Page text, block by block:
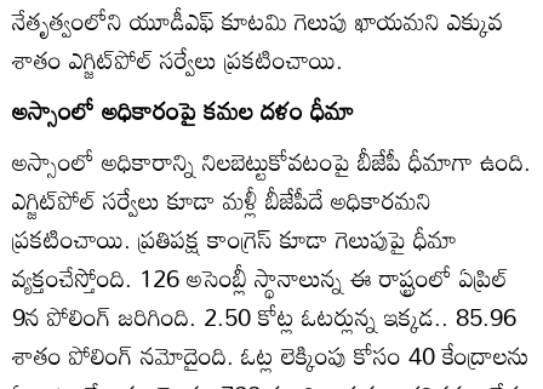
నేతృత్వంలోని యూడీఎఫ్‌ కూటమి గెలుపు ఖాయమని ఎక్కువ
శాతం ఎగ్జిట్‌పోల్‌ సర్వేలు ప్రకటించాయి.
అస్సాంలో అధికారంపై కమల దళం ధీమా
అస్సాంలో అధికారాన్ని నిలబెట్టుకోవటంపై బీజేపీ ధీమాగా ఉంది.
ఎగ్జిట్‌పోల్‌ సర్వేలు కూడా మళ్లీ బీజేపీదే అధికారమని
ప్రకటించాయి. ప్రతిపక్ష కాంగ్రెస్‌ కూడా గెలుపుపై ధీమా
వ్యక్తంచేస్తోంది. 126 అసెంబ్లీ స్థానాలున్న ఈ రాష్ట్రంలో ఏప్రిల్‌
9న పోలింగ్‌ జరిగింది. 2.50 కోట్ల ఓటర్లున్న ఇక్కడ.. 85.96
శాతం పోలింగ్‌ నమోదైంది. ఓట్ల లెక్కింపు కోసం 40 కేంద్రాలను